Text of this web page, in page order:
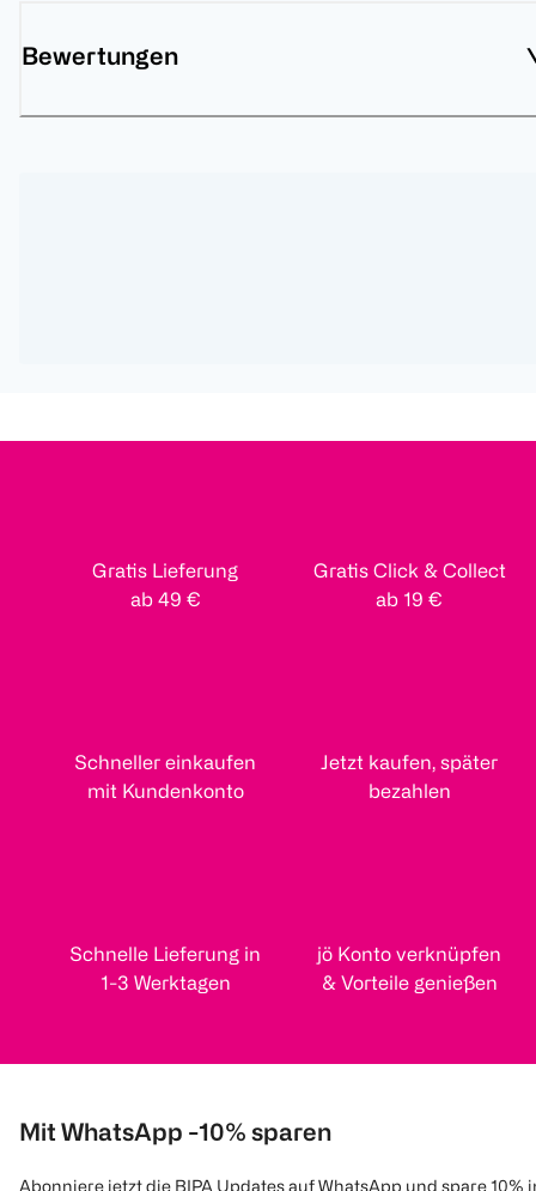
Bewertungen
Gratis Lieferung
ab 49 €
Gratis Click & Collect
ab 19 €
Schneller einkaufen
mit Kundenkonto
Jetzt kaufen, später
bezahlen
Schnelle Lieferung in
1-3 Werktagen
jö Konto verknüpfen
& Vorteile genießen
Mit WhatsApp -10% sparen
Abonniere jetzt die BIPA Updates auf WhatsApp und spare 10%